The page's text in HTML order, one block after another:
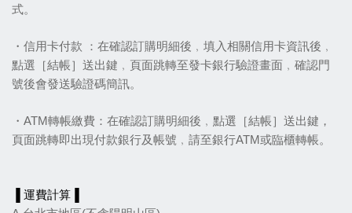
式。
・信用卡付款 ：在確認訂購明細後﹐填入相關信用卡資訊後﹐
點選［結帳］送出鍵﹐頁面跳轉至發卡銀行驗證畫面﹐確認門
號後會發送驗證碼簡訊。
・ATM轉帳繳費：在確認訂購明細後﹐點選［結帳］送出鍵，
頁面跳轉即出現付款銀行及帳號﹐請至銀行ATM或臨櫃轉帳。
▐ 運費計算▐